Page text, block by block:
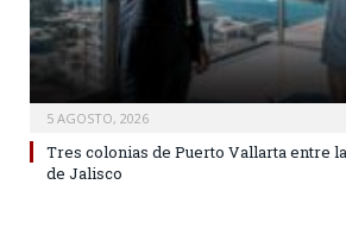
5 AGOSTO, 2026
Tres colonias de Puerto Vallarta entre
de Jalisco